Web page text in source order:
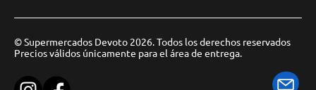
© Supermercados Devoto 2026. Todos los derechos reservados
Precios válidos únicamente para el área de entrega.